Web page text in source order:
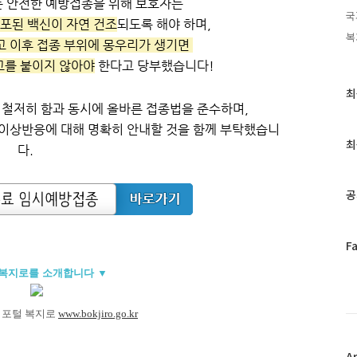
안전한 예방접종을 위해 보호자는
된 백신이 자연 건조되도록 해야 하며,
이후 접종 부위에 몽우리가 생기면
를 붙이지 않아야 한다고 당부했습니다!
저히 함과 동시에 올바른 접종법을 준수하며,
반응에 대해 명확히 안내할 것을 함께 부탁했습니
다.
지 로를 소개합니다 ▼
털 복지로 www.bokjiro.go.kr
최
과
글
페